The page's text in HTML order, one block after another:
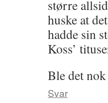
større
huske at
hadde sin
Koss’
Ble det
Svar